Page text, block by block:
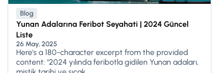
Blog
Yunan Adalarına Feribot Seyahati | 2024 Güncel
Liste
26 May, 2025
Here's a 180-character excerpt from the provided
content: "2024 yılında feribotla gidilen Yunan adaları,